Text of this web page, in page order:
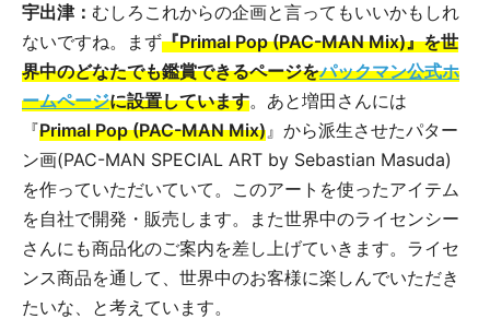
宇出津： むしろこれからの企画と言ってもいいかもしれ
ないですね。まず『Primal Pop (PAC-MAN Mix)』を世
界中のどなたでも鑑賞できるページをパックマン公式ホ
ームページに設置しています。あと増田さんには
『Primal Pop (PAC-MAN Mix)』から派生させたパター
ン画(PAC-MAN SPECIAL ART by Sebastian Masuda)
を作っていただいていて。このアートを使ったアイテム
を自社で開発・販売します。また世界中のライセンシー
さんにも商品化のご案内を差し上げていきます。ライセ
ンス商品を通して、世界中のお客様に楽しんでいただき
たいな、と考えています。